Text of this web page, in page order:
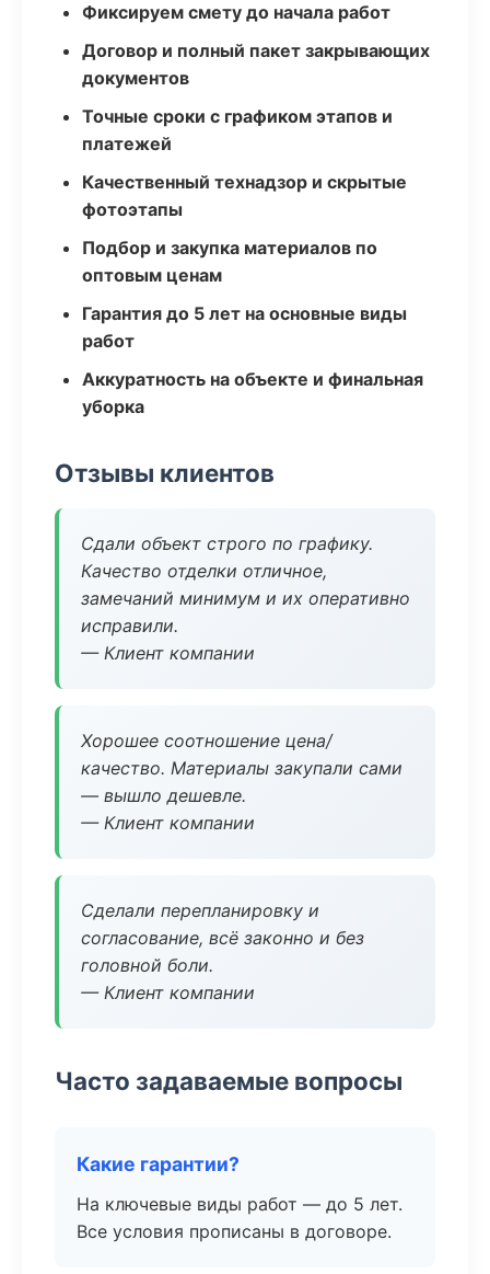
Фиксируем смету до начала работ
Договор и полный пакет закрывающих
документов
Точные сроки с графиком этапов и
платежей
Качественный технадзор и скрытые
фотоэтапы
Подбор и закупка материалов по
оптовым ценам
Гарантия до 5 лет на основные виды
работ
Аккуратность на объекте и финальная
уборка
Отзывы клиентов
Сдали объект строго по графику.
Качество отделки отличное,
замечаний минимум и их оперативно
исправили.
— Клиент компании
Хорошее соотношение цена/
качество. Материалы закупали сами
— вышло дешевле.
— Клиент компании
Сделали перепланировку и
согласование, всё законно и без
головной боли.
— Клиент компании
Часто задаваемые вопросы
Какие гарантии?
На ключевые виды работ — до 5 лет.
Все условия прописаны в договоре.